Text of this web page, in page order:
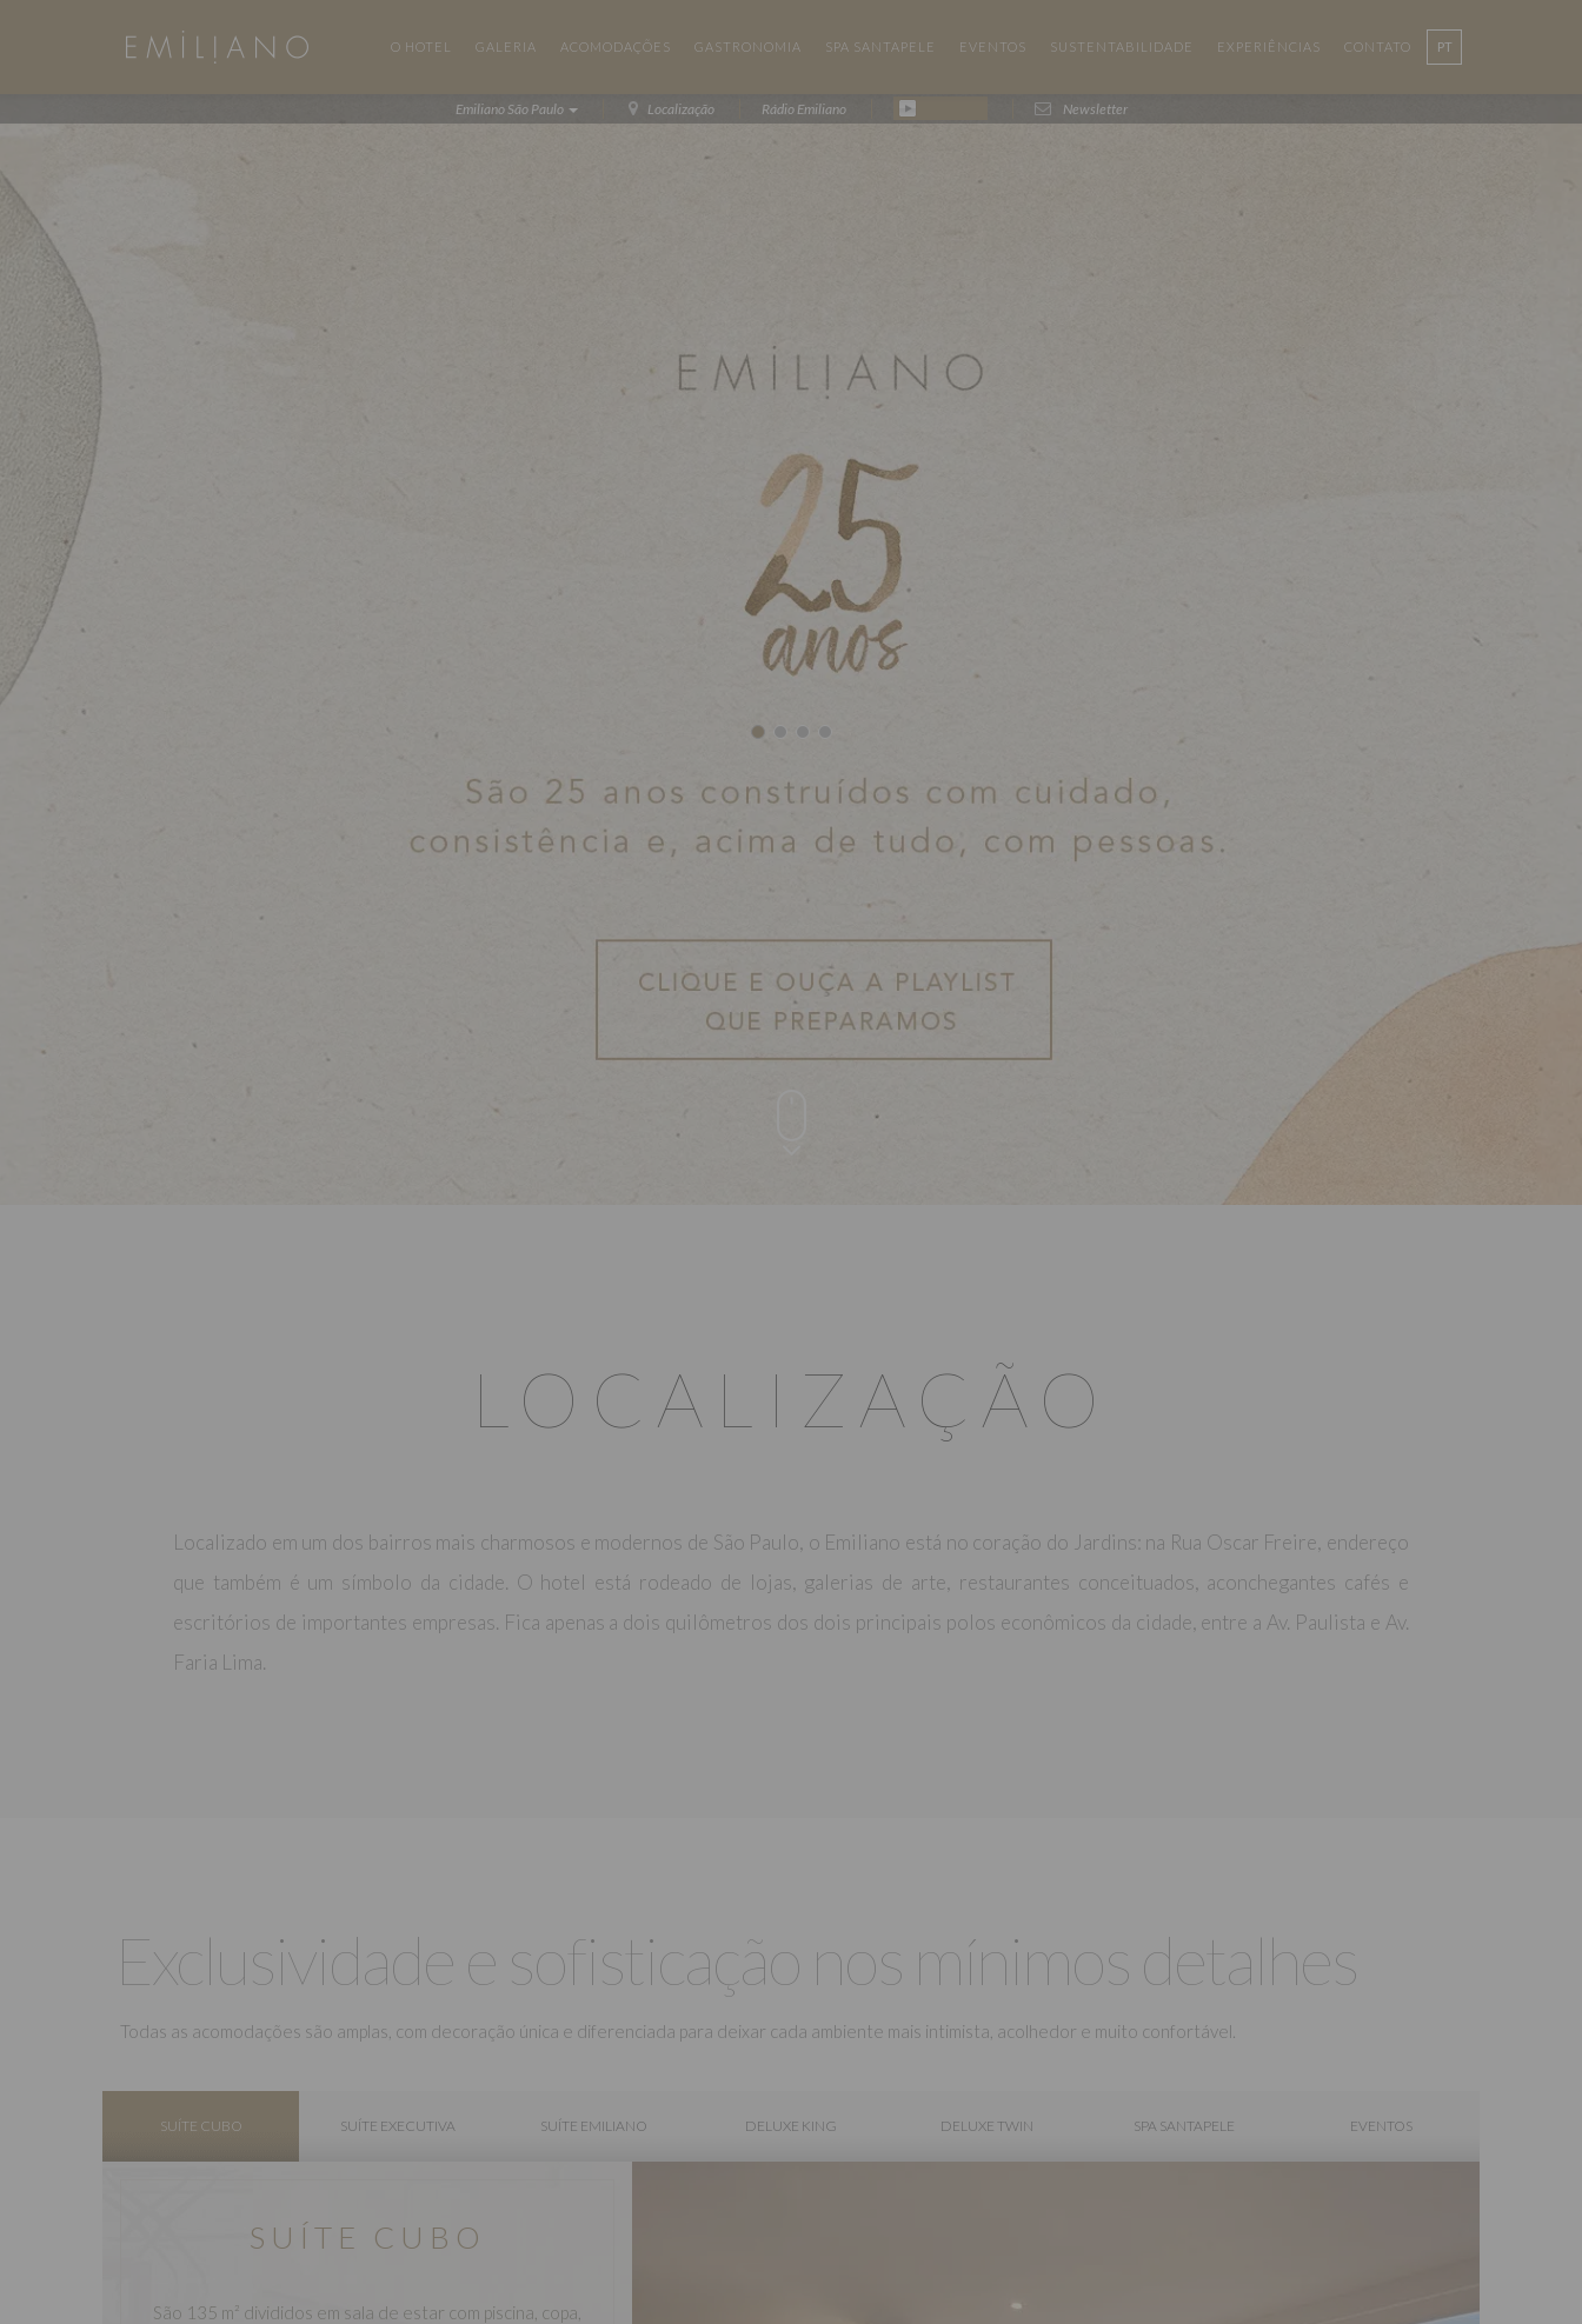
O HOTEL GALERIA ACOMODAÇÕES GASTRONOMIA SPA SANTAPELE EVENTOS SUSTENTABILIDADE EXPERIÊNCIAS CONTATO PT
Emiliano São Paulo Localização Rádio Emiliano Newsletter
LOCALIZAÇÃO
Localizado em um dos bairros mais charmosos e modernos de São Paulo, o Emiliano está no coração do Jardins: na Rua Oscar Freire, endereço
que também é um símbolo da cidade. O hotel está rodeado de lojas, galerias de arte, restaurantes conceituados, aconchegantes cafés e
escritórios de importantes empresas. Fica apenas a dois quilômetros dos dois principais polos econômicos da cidade, entre a Av. Paulista e Av.
Faria Lima.
Exclusividade e sofisticação nos mínimos detalhes
Todas as acomodações são amplas, com decoração única e diferenciada para deixar cada ambiente mais intimista, acolhedor e muito confortável.
SUÍTE CUBO SUÍTE EXECUTIVA SUÍTE EMILIANO DELUXE KING DELUXE TWIN SPA SANTAPELE EVENTOS
SUÍTE CUBO
São 135 m² divididos em sala de estar com piscina, copa,